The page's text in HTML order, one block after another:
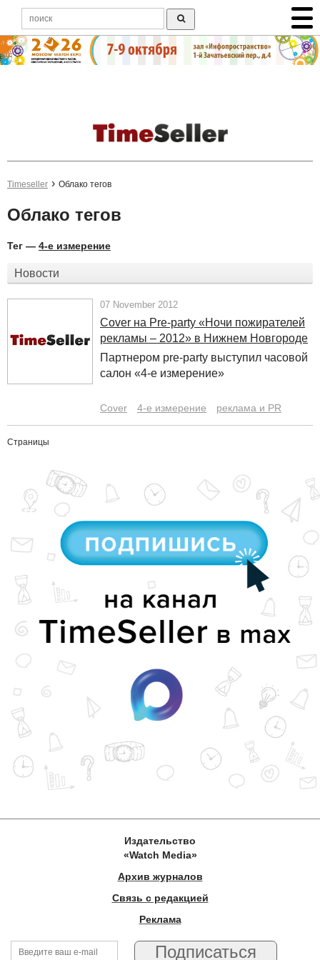
Timeseller Облако тегов
Облако тегов
Тег — 4-е измерение
Новости
07 November 2012
Cover на Pre-party «Ночи пожирателей
рекламы – 2012» в Нижнем Новгороде
Партнером pre-party выступил часовой
салон «4-е измерение»
Cover 4-е измерение реклама и PR
Страницы
Издательство
«Watch Media»
Архив журналов
Связь с редакцией
Реклама